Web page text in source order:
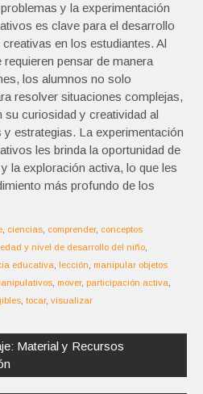
y la experimentación
es clave para el desarrollo
en los estudiantes. Al
pensar de manera
los alumnos no solo
resolver situaciones complejas,
su curiosidad y creatividad al
estrategias. La experimentación
les brinda la oportunidad de
la exploración activa, lo que les
más profundo de los
ciencias comprender, conceptos
edad y nivel de desarrollo del niño
educativa lección
manipular objetos
mover, participación activa
tocar, visualizar
Material y Recursos